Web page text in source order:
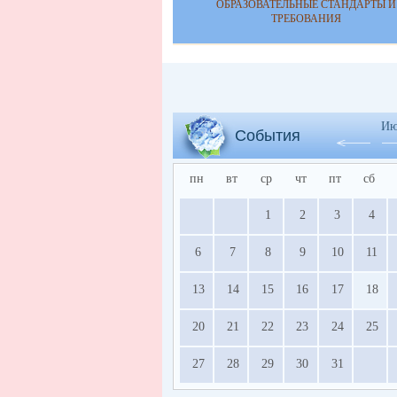
ОБРАЗОВАТЕЛЬНЫЕ СТАНДАРТЫ И
ТРЕБОВАНИЯ
События
пн вт ср чт пт сб
1 2 3 4
6 7 8 9 10 11
13 14 15 16 17 18
20 21 22 23 24 25
27 28 29 30 31